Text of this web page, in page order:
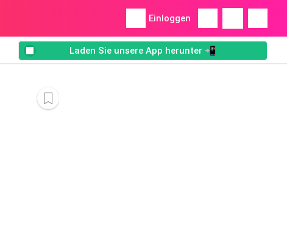
Einloggen
Laden Sie unsere App herunter 📲